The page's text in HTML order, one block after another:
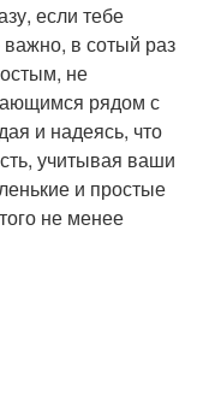
если тебе
важно, в сотый раз
не
рядом с
и надеясь, что
учитывая ваши
и простые
не менее